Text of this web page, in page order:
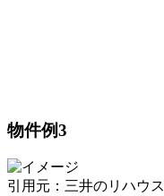
物件例3
引用元：三井のリハウス